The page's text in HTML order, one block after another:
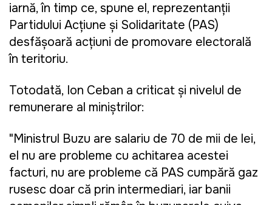
iarnă, în timp ce, spune el, reprezentanții
Partidului Acțiune și Solidaritate (PAS)
desfășoară acțiuni de promovare electorală
în teritoriu.
Totodată, Ion Ceban a criticat și nivelul de
remunerare al miniştrilor:
"Ministrul Buzu are salariu de 70 de mii de lei,
el nu are probleme cu achitarea acestei
facturi, nu are probleme că PAS cumpără gaz
rusesc doar că prin intermediari, iar banii